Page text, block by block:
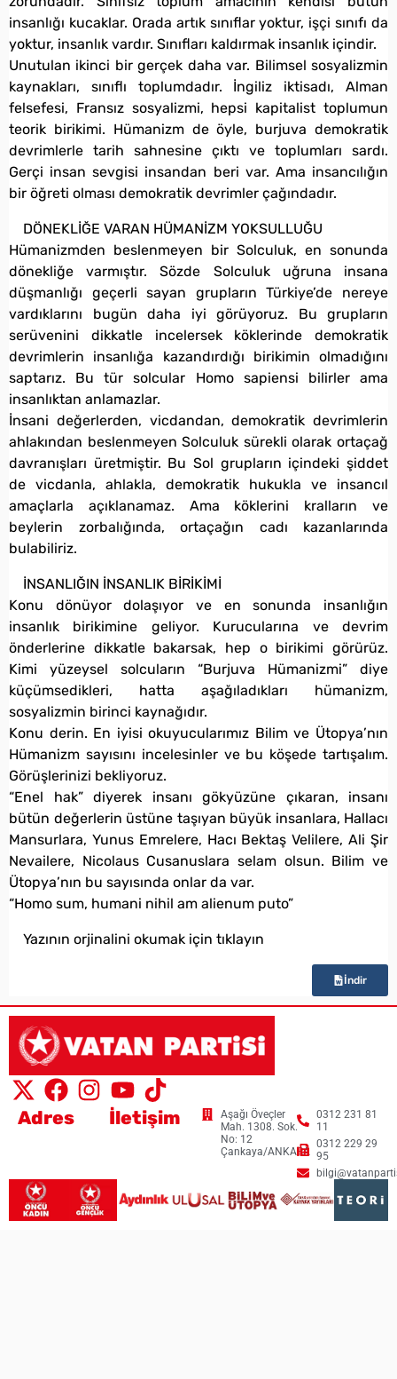
insanlığı kucaklar. Orada artık sınıflar yoktur, işçi sınıfı da
yoktur, insanlık vardır. Sınıfları kaldırmak insanlık içindir.
Unutulan ikinci bir gerçek daha var. Bilimsel sosyalizmin
kaynakları, sınıflı toplumdadır. İngiliz iktisadı, Alman
felsefesi, Fransız sosyalizmi, hepsi kapitalist toplumun
teorik birikimi. Hümanizm de öyle, burjuva demokratik
devrimlerle tarih sahnesine çıktı ve toplumları sardı.
Gerçi insan sevgisi insandan beri var. Ama insancılığın
bir öğreti olması demokratik devrimler çağındadır.
DÖNEKLİĞE VARAN HÜMANİZM YOKSULLUĞU
Hümanizmden beslenmeyen bir Solculuk, en sonunda
dönekliğe varmıştır. Sözde Solculuk uğruna insana
düşmanlığı geçerli sayan grupların Türkiye’de nereye
vardıklarını bugün daha iyi görüyoruz. Bu grupların
serüvenini dikkatle incelersek köklerinde demokratik
devrimlerin insanlığa kazandırdığı birikimin olmadığını
saptarız. Bu tür solcular Homo sapiensi bilirler ama
insanlıktan anlamazlar.
İnsani değerlerden, vicdandan, demokratik devrimlerin
ahlakından beslenmeyen Solculuk sürekli olarak ortaçağ
davranışları üretmiştir. Bu Sol grupların içindeki şiddet
de vicdanla, ahlakla, demokratik hukukla ve insancıl
amaçlarla açıklanamaz. Ama köklerini kralların ve
beylerin zorbalığında, ortaçağın cadı kazanlarında
bulabiliriz.
İNSANLIĞIN İNSANLIK BİRİKİMİ
Konu dönüyor dolaşıyor ve en sonunda insanlığın
insanlık birikimine geliyor. Kurucularına ve devrim
önderlerine dikkatle bakarsak, hep o birikimi görürüz.
Kimi yüzeysel solcuların “Burjuva Hümanizmi” diye
küçümsedikleri, hatta aşağıladıkları hümanizm,
sosyalizmin birinci kaynağıdır.
Konu derin. En iyisi okuyucularımız Bilim ve Ütopya’nın
Hümanizm sayısını incelesinler ve bu köşede tartışalım.
Görüşlerinizi bekliyoruz.
“Enel hak” diyerek insanı gökyüzüne çıkaran, insanı
bütün değerlerin üstüne taşıyan büyük insanlara, Hallacı
Mansurlara, Yunus Emrelere, Hacı Bektaş Velilere, Ali Şir
Nevailere, Nicolaus Cusanuslara selam olsun. Bilim ve
Ütopya’nın bu sayısında onlar da var.
“Homo sum, humani nihil am alienum puto”
Yazının orjinalini okumak için tıklayın
İndir
Adres
Aşağı Öveçler
Mah. 1308. Sok.
No: 12
Çankaya/ANKARA
İletişim
0312 231 81
11
0312 229 29
95